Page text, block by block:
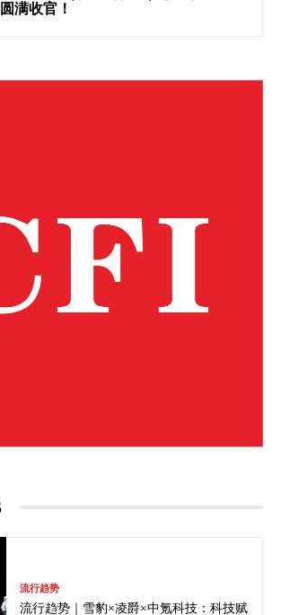
满收官！
流行趋势
流行趋势｜雪豹×凌爵×中氪科技：科技赋